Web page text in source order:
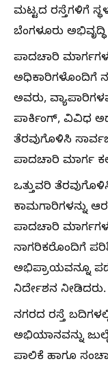
ಮಟ್ಟದ ರಸ್ತೆಗಳಿಗೆ
ಬೆಂಗಳೂರು
ಪಾದಚಾರಿ ಮಾರ್ಗಗಳ
ಅಧಿಕಾರಿಗಳೊಂದಿಗೆ
ಅವರು,
ಪಾರ್ಕಿಂಗ್‌, ವಿವಿಧ
ತೆರವುಗೊಳಿಸಿ
ಪಾದಚಾರಿ ಮಾರ್ಗ
ಒತ್ತುವರಿ
ಕಾಮಗಾರಿಗಳನ್ನು
ಪಾದಚಾರಿ
ನಾಗರಿಕರೊಂದಿಗೆ
ಅಭಿಪ್ರಾಯವನ್ನೂ
ನಿರ್ದೇಶನ ನೀಡಿದರು.
ನಗರದ ರಸ್ತೆ
ಅಭಿಯಾನವನ್ನು
ಪಾಲಿಕೆ ಹಾಗೂ